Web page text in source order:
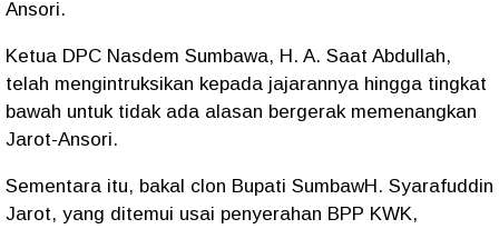
Ansori.
Ketua DPC Nasdem Sumbawa, H. A. Saat Abdullah,
telah mengintruksikan kepada jajarannya hingga tingkat
bawah untuk tidak ada alasan bergerak memenangkan
Jarot-Ansori.
Sementara itu, bakal clon Bupati SumbawH. Syarafuddin
Jarot, yang ditemui usai penyerahan BPP KWK,